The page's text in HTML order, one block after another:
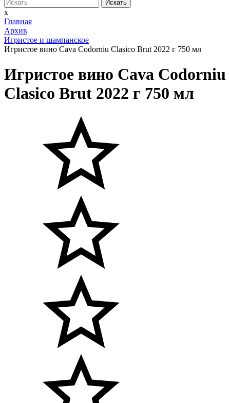
Искать
x
Главная
Архив
Игристое и шампанское
Игристое вино Cava Codorniu Clasico Brut 2022 г 750 мл
Игристое вино Cava Codorniu
Clasico Brut 2022 г 750 мл